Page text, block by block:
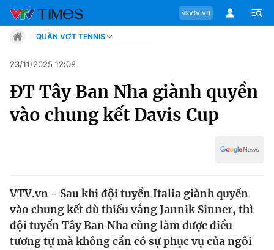
vtv.vn
Chuyên mục
Tin tức
Phong cách
Chân dung
QUẦN VỢT TENNIS
Move
Phong cách
Chân dung
Sự kiện
Bên lề
23/11/2025 12:08
ĐT Tây Ban Nha giành quyền
vào chung kết Davis Cup
VTV.vn - Sau khi đội tuyển Italia giành quyền
vào chung kết dù thiếu vắng Jannik Sinner, thì
đội tuyển Tây Ban Nha cũng làm được điều
tương tự mà không cần có sự phục vụ của ngôi